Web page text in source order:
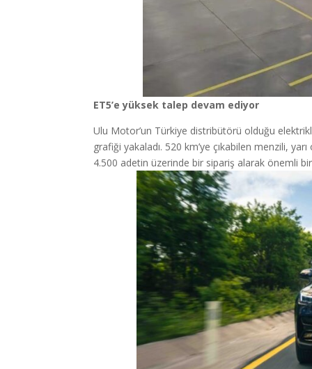
ET5’e yüksek talep devam ediyor
Ulu Motor’un Türkiye distribütörü olduğu
grafiği yakaladı. 520 km’ye çıkabilen menzili,
4.500 adetin üzerinde bir sipariş alarak önemli